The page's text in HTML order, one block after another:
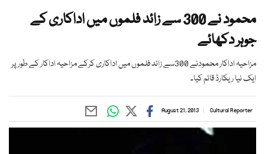
محمود نے 300 سے زائد فلموں میں اداکاری کے
جوہر دکھائے
مزاحیہ اداکار محمودنے 300سے زائد فلموں میں اداکاری کرکے مزاحیہ اداکار کے طور پر
ایک نیا ریکارڈ قائم کیا۔
Cultural Reporter
August 21, 2013